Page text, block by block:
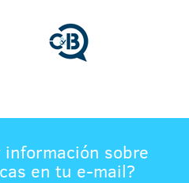
sobre
en tu e-mail?